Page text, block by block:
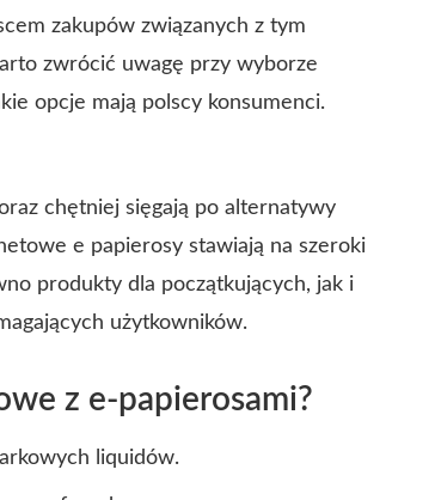
zakupów związanych z tym
zwrócić uwagę przy wyborze
opcje mają polscy konsumenci.
chętniej sięgają po alternatywy
e papierosy stawiają na szeroki
produkty dla początkujących, jak i
użytkowników.
z e-papierosami?
liquidów.